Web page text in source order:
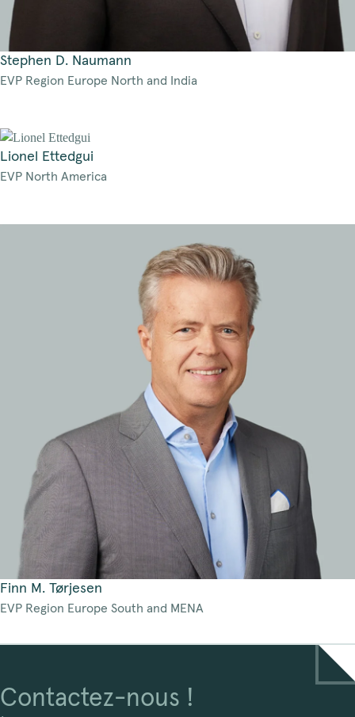
Stephen D. Naumann
EVP Region Europe North and India
Lionel Ettedgui
EVP North America
Finn M. Tørjesen
EVP Region Europe South and MENA
Contactez-nous !